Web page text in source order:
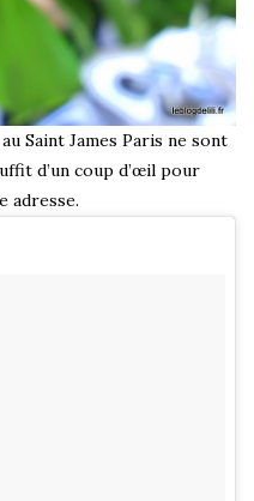
Saint James Paris ne sont
d’un coup d’œil pour
adresse.